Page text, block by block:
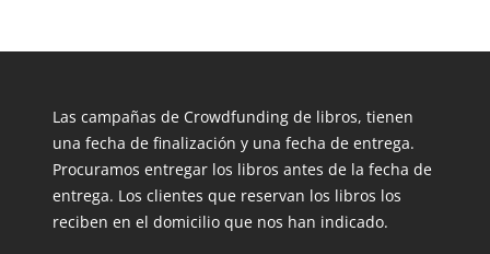
Las campañas de Crowdfunding de libros, tienen
una fecha de finalización y una fecha de entrega.
Procuramos entregar los libros antes de la fecha de
entrega. Los clientes que reservan los libros los
reciben en el domicilio que nos han indicado.